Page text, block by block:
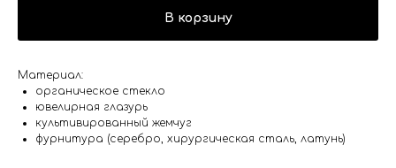
В корзину
Материал:
органическое стекло
ювелирная глазурь
культивированный жемчуг
фурнитура (серебро, хирургическая сталь, латунь)